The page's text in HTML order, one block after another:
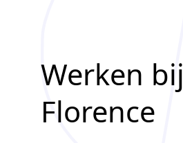
Werken bij
Florence